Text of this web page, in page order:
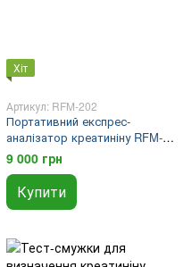
Хіт
Артикул: RFM-202
Портативний експрес-
аналізатор креатиніну RFM-
202 Lysun
9 000 грн
Купити